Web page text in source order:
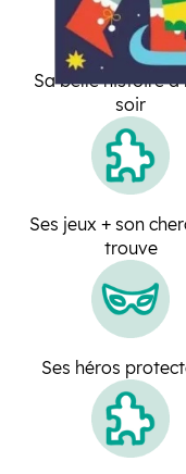
Sa belle histoire à
soir
Ses jeux + son
trouve
Ses héros